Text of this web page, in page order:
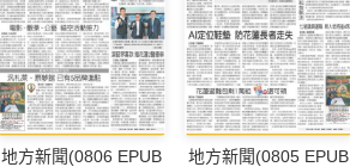
地方新聞(0806 EPUB
地方新聞(0805 EPUB